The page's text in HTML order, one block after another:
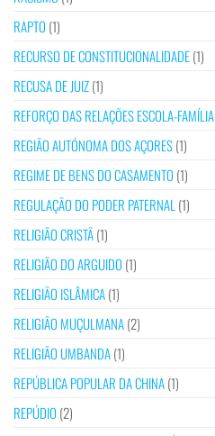
RAPTO (1)
RECURSO DE CONSTITUCIONALIDADE(1)
RECUSA DE JUIZ(1)
REFORÇO DAS RELAÇÕES ESCOLA-FAMÍLIA
REGIÃO AUTÓNOMA DOS AÇORES(1)
REGIME DE BENS DO CASAMENTO (1)
REGULAÇÃO DO PODER PATERNAL (1)
RELIGIÃO CRISTÃ(1)
RELIGIÃO DO ARGUIDO (1)
RELIGIÃO ISLÂMICA(1)
RELIGIÃO MUÇULMANA(2)
RELIGIÃO UMBANDA(1)
REPÚBLICA POPULAR DA CHINA(1)
REPÚDIO (2)